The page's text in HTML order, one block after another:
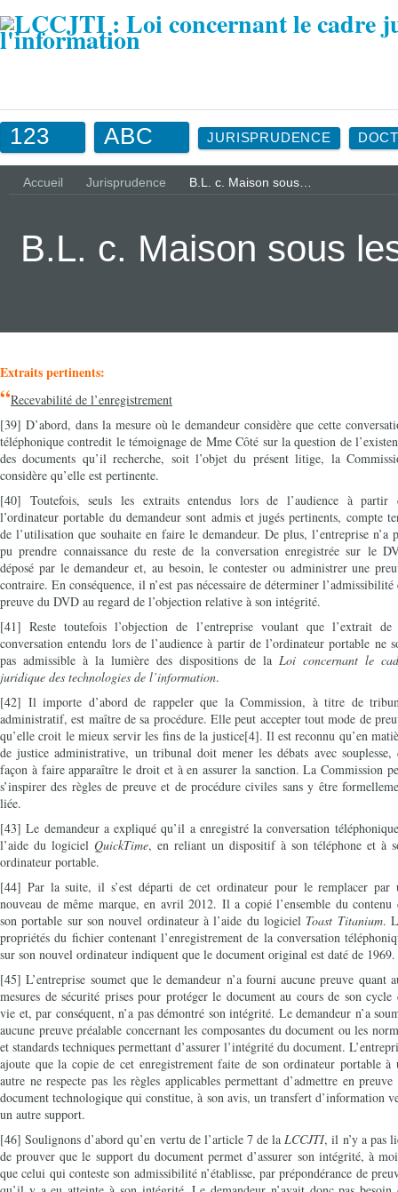
123 ABC JURISPRUDENCE
Accueil Jurisprudence B.L. c. Maison sous…
B.L. c. Maison sous
Extraits pertinents:
“Recevabilité de l’enregistrement
[39] D’abord, dans la mesure où le demandeur considère que cette
téléphonique contredit le témoignage de Mme Côté sur la question de
des documents qu’il recherche, soit l’objet du présent litige, la
considère qu’elle est pertinente.
[40] Toutefois, seuls les extraits entendus lors de l’audience à partir
l’ordinateur portable du demandeur sont admis et jugés pertinents, compte
de l’utilisation que souhaite en faire le demandeur. De plus, l’entreprise n’a
pu prendre connaissance du reste de la conversation enregistrée sur le
déposé par le demandeur et, au besoin, le contester ou administrer une
contraire. En conséquence, il n’est pas nécessaire de déterminer l’admissibilité
preuve du DVD au regard de l’objection relative à son intégrité.
[41] Reste toutefois l’objection de l’entreprise voulant que l’extrait
conversation entendu lors de l’audience à partir de l’ordinateur portable ne
pas admissible à la lumière des dispositions de laLoi concernant le
juridique des technologies de l’information.
[42] Il importe d’abord de rappeler que la Commission, à titre de
administratif, est maître de sa procédure. Elle peut accepter tout mode de
qu’elle croit le mieux servir les fins de la justice[4]. Il est reconnu qu’en
de justice administrative, un tribunal doit mener les débats avec souplesse,
façon à faire apparaître le droit et à en assurer la sanction. La Commission
s’inspirer des règles de preuve et de procédure civiles sans y être
liée.
[43] Le demandeur a expliqué qu’il a enregistré la conversation
l’aide du logiciel QuickTime, en reliant un dispositif à son téléphone et à
ordinateur portable.
[44] Par la suite, il s’est départi de cet ordinateur pour le remplacer par
nouveau de même marque, en avril 2012. Il a copié l’ensemble du contenu
son portable sur son nouvel ordinateur à l’aide du logiciel Toast Titanium.
propriétés du fichier contenant l’enregistrement de la conversation
sur son nouvel ordinateur indiquent que le document original est daté de 1969.
[45] L’entreprise soumet que le demandeur n’a fourni aucune preuve quant
mesures de sécurité prises pour protéger le document au cours de son cycle
vie et, par conséquent, n’a pas démontré son intégrité. Le demandeur n’a
aucune preuve préalable concernant les composantes du document ou les
et standards techniques permettant d’assurer l’intégrité du document.
ajoute que la copie de cet enregistrement faite de son ordinateur portable à
autre ne respecte pas les règles applicables permettant d’admettre en preuve
document technologique qui constitue, à son avis, un transfert d’information
un autre support.
[46] Soulignons d’abord qu’en vertu de l’article 7 de laLCCJTI, il n’y a pas
de prouver que le support du document permet d’assurer son intégrité, à
que celui qui conteste son admissibilité n’établisse, par prépondérance de